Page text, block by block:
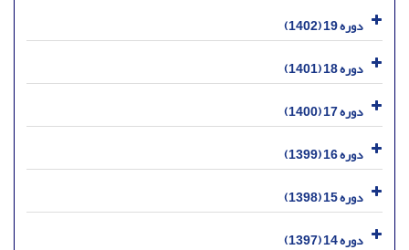
دوره 19 (1402)
دوره 18 (1401)
دوره 17 (1400)
دوره 16 (1399)
دوره 15 (1398)
دوره 14 (1397)